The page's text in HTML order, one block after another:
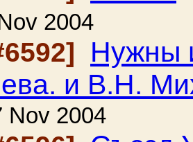
2004
Нужны
и В.Н.
Nov 2004